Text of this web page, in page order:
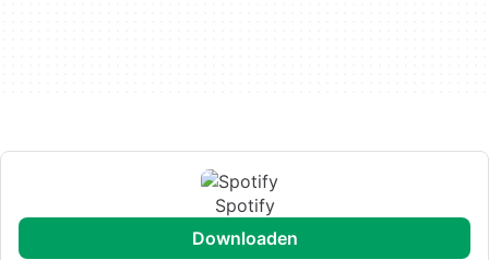
Spotify
downloaden